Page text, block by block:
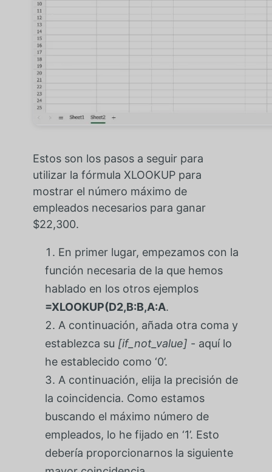
Estos son los pasos a seguir para
utilizar la fórmula XLOOKUP para
mostrar el número máximo de
empleados necesarios para ganar
$22,300.
En primer lugar, empezamos con la
función necesaria de la que hemos
hablado en los otros ejemplos
=XLOOKUP(D2,B:B,A:A.
A continuación, añada otra coma y
establezca su [if_not_value] - aquí lo
he establecido como ‘0’.
A continuación, elija la precisión de
la coincidencia. Como estamos
buscando el máximo número de
empleados, lo he fijado en ‘1’. Esto
debería proporcionarnos la siguiente